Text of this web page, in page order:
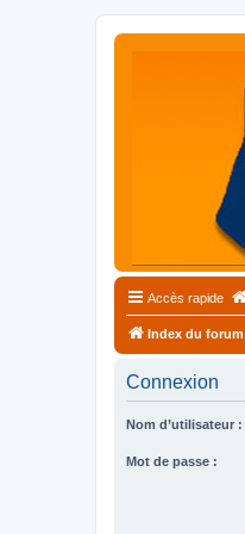
Accès rapide
Index du forum
Connexion
Nom d’utilisateur :
Mot de passe :